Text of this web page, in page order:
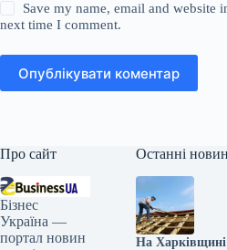
Save my name, email and website
next time I comment.
Опублікувати коментар
Про сайт
Бізнес
Україна —
портал новин
Останні
На Харківщині